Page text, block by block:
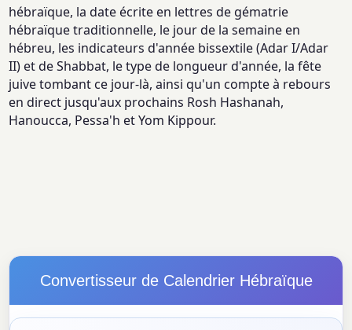
hébraïque, la date écrite en lettres de gématrie
hébraïque traditionnelle, le jour de la semaine en
hébreu, les indicateurs d'année bissextile (Adar I/Adar
II) et de Shabbat, le type de longueur d'année, la fête
juive tombant ce jour-là, ainsi qu'un compte à rebours
en direct jusqu'aux prochains Rosh Hashanah,
Hanoucca, Pessa'h et Yom Kippour.
Convertisseur de Calendrier Hébraïque